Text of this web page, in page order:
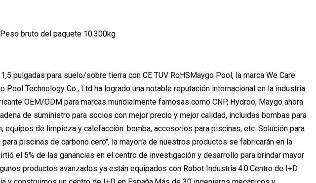
bruto del paquete 10.300kg
pulgadas para suelo/sobre tierra con CE TUV RoHSMaygo Pool, la marca We Care
Pool Technology Co., Ltd ha logrado una notable reputación internacional en la industria
OEM/ODM para marcas mundialmente famosas como CNP, Hydroo, Maygo ahora
de suministro para socios con mejor precio y mejor calidad, incluidas bombas para
de limpieza y calefacción. bomba, accesorios para piscinas, etc. Solución para
piscinas de carbono cero", la mayoría de nuestros productos se fabricarán en la
el 5% de las ganancias en el centro de investigación y desarrollo para brindar mayor
productos avanzados ya están equipados con Robot Industria 4.0.Centro de I+D